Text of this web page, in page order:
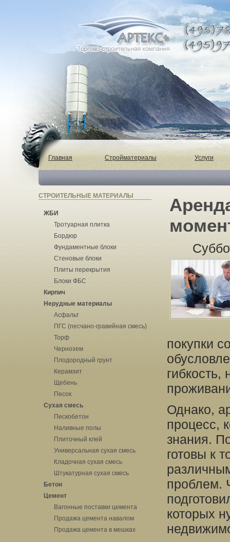
Главная Стройматериалы Услуги
СТРОИТЕЛЬНЫЕ МАТЕРИАЛЫ
ЖБИ
Тротуарная плитка
Бордюр
Фундаментные блоки
Стеновые блоки
Плиты перекрытия
Блоки ФБС
Кирпич
Нерудные материалы
Асфальт
ПГС (песчано-гравийная смесь)
Торф
Чернозем
Плодородный грунт
Керамзит
Щебень
Песок
Сухая смесь
Пескобетон
Наливные полы
Плиточный клей
Универсальная сухая смесь
Кладочная сухая смесь
Штукатурная сухая смесь
Бетон
Цемент
Вагонные поставки цемента
Продажа цемента навалом
Продажа цемента в мешках
покупки
гибкость,
Однако,
процесс,
знания.
готовы к
проблем.
которых